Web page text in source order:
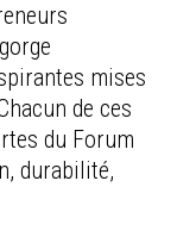
mises
de ces
du Forum
durabilité,